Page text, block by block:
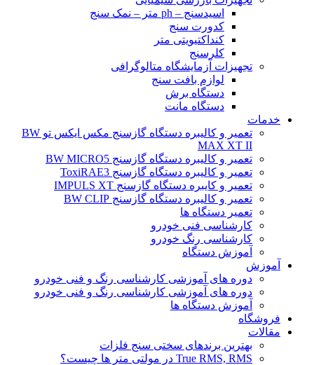
اسیدسنج – ph متر – نمک سنج
کدورت سنج
کنداکتیویتی متر
کلرسنج
تجهیزات آزمایشگاه متالوگرافی
لوازم بافت سنج
دستگاه برش
دستگاه مانت
خدمات
تعمیر و کالیبره دستگاه گازسنج مکس ایکس تو BW
MAX XT II
تعمیر و کالیبره دستگاه گازسنج BW MICRO5
تعمیر و کالیبره دستگاه گازسنج ToxiRAE3
تعمیر و کایبره دستگاه گازسنج IMPULS XT
تعمیر و کالیبره دستگاه گازسنج BW CLIP
تعمیر دستگاه ها
کارشناسی فنی خودرو
کارشناسی رنگ خودرو
آموزش دستگاه
آموزش
دوره های آموزشی کارشناسی رنگ و فنی خودرو
دوره های آموزشی کارشناسی رنگ و فنی خودرو
آموزش دستگاه ها
فروشگاه
مقالات
بهترین برندهای سختی سنج فلزات
True RMS, RMS در مولتی متر ها چیست؟